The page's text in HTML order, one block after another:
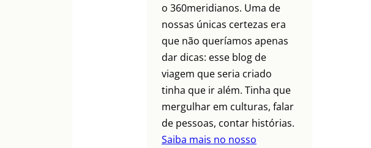
o 360meridianos. Uma de
nossas únicas certezas era
que não queríamos apenas
dar dicas: esse blog de
viagem que seria criado
tinha que ir além. Tinha que
mergulhar em culturas, falar
de pessoas, contar histórias.
Saiba mais no nosso